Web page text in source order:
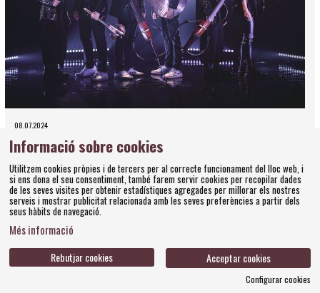
08.07.2024
e-Strings by GIO actua sota la cúpula del
Teatre - Museu Dalí de Figueres
Convidats a la festa anual d'Amics dels Museus Dalí que coincideix
amb el cinquanta aniversari de l'objecte surrealista més gran del
món
Informació sobre cookies
Utilitzem cookies pròpies i de tercers per al correcte funcionament del lloc web, i
si ens dona el seu consentiment, també farem servir cookies per recopilar dades
de les seves visites per obtenir estadístiques agregades per millorar els nostres
serveis i mostrar publicitat relacionada amb les seves preferències a partir dels
seus hàbits de navegació.
Més informació
Acceptar cookies
Rebutjar cookies
Configurar cookies